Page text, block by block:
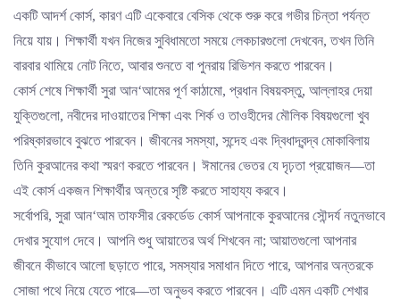
একটি আদর্শ কোর্স, কারণ এটি একেবারে বেসিক থেকে শুরু করে গভীর চিন্তা পর্যন্ত
নিয়ে যায়। শিক্ষার্থী যখন নিজের সুবিধামতো সময়ে লেকচারগুলো দেখবেন, তখন তিনি
বারবার থামিয়ে নোট নিতে, আবার শুনতে বা পুনরায় রিভিশন করতে পারবেন।
কোর্স শেষে শিক্ষার্থী সুরা আন‘আমের পূর্ণ কাঠামো, প্রধান বিষয়বস্তু, আল্লাহর দেয়া
যুক্তিগুলো, নবীদের দাওয়াতের শিক্ষা এবং শির্ক ও তাওহীদের মৌলিক বিষয়গুলো খুব
পরিষ্কারভাবে বুঝতে পারবেন। জীবনের সমস্যা, সন্দেহ এবং দ্বিধাদ্বন্দ্ব মোকাবিলায়
তিনি কুরআনের কথা স্মরণ করতে পারবেন। ঈমানের ভেতর যে দৃঢ়তা প্রয়োজন—তা
এই কোর্স একজন শিক্ষার্থীর অন্তরে সৃষ্টি করতে সাহায্য করবে।
সর্বোপরি, সুরা আন‘আম তাফসীর রেকর্ডেড কোর্স আপনাকে কুরআনের সৌন্দর্য নতুনভাবে
দেখার সুযোগ দেবে। আপনি শুধু আয়াতের অর্থ শিখবেন না; আয়াতগুলো আপনার
জীবনে কীভাবে আলো ছড়াতে পারে, সমস্যার সমাধান দিতে পারে, আপনার অন্তরকে
সোজা পথে নিয়ে যেতে পারে—তা অনুভব করতে পারবেন। এটি এমন একটি শেখার